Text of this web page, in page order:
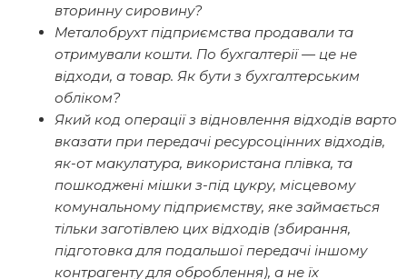
вторинну сировину?
Металобрухт підприємства продавали та
отримували кошти. По бухгалтерії — це не
відходи, а товар. Як бути з бухгалтерським
обліком?
Який код операції з відновлення відходів варто
вказати при передачі ресурсоцінних відходів,
як-от макулатура, використана плівка, та
пошкоджені мішки з-під цукру, місцевому
комунальному підприємству, яке займається
тільки заготівлею цих відходів (збирання,
підготовка для подальшої передачі іншому
контрагенту для оброблення), а не їх